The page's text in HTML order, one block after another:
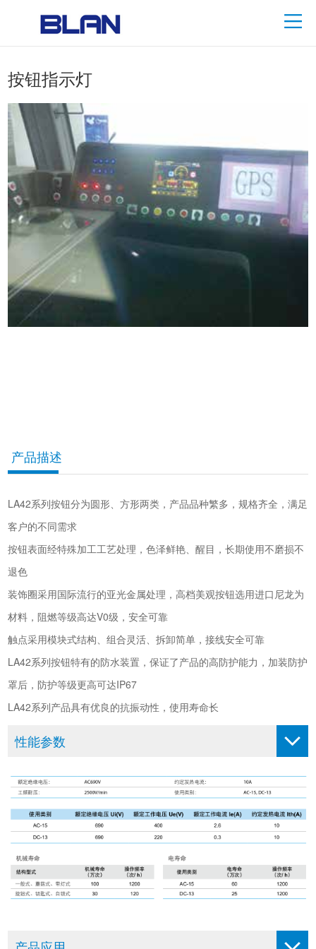
按钮指示灯
产品描述
LA42系列按钮分为圆形、方形两类，产品品种繁多，规格齐全，满足
客户的不同需求
按钮表面经特殊加工工艺处理，色泽鲜艳、醒目，长期使用不磨损不
退色
装饰圈采用国际流行的亚光金属处理，高档美观按钮选用进口尼龙为
材料，阻燃等级高达V0级，安全可靠
触点采用模块式结构、组合灵活、拆卸简单，接线安全可靠
LA42系列按钮特有的防水装置，保证了产品的高防护能力，加装防护
罩后，防护等级更高可达IP67
LA42系列产品具有优良的抗振动性，使用寿命长
性能参数